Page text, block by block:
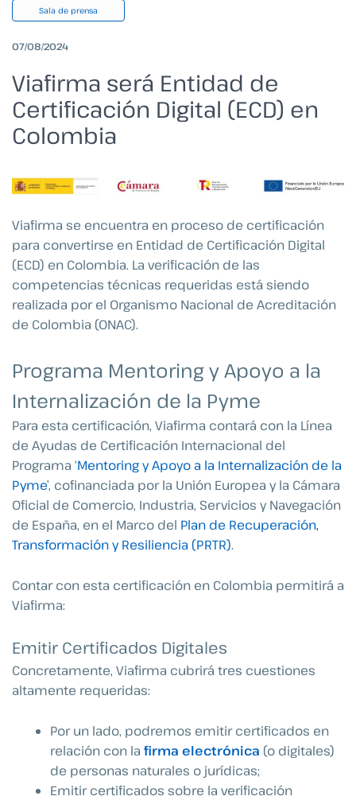
Sala de prensa
07/08/2024
Viafirma será Entidad de
Certificación Digital (ECD) en
Colombia
Viafirma se encuentra en proceso de certificación
para convertirse en Entidad de Certificación Digital
(ECD) en Colombia. La verificación de las
competencias técnicas requeridas está siendo
realizada por el Organismo Nacional de Acreditación
de Colombia (ONAC).
Programa Mentoring y Apoyo a la
Internalización de la Pyme
Para esta certificación, Viafirma contará con la Línea
de Ayudas de Certificación Internacional del
Programa ‘Mentoring y Apoyo a la Internalización de la
Pyme’, cofinanciada por la Unión Europea y la Cámara
Oficial de Comercio, Industria, Servicios y Navegación
de España, en el Marco del Plan de Recuperación,
Transformación y Resiliencia (PRTR).
Contar con esta certificación en Colombia permitirá a
Viafirma:
Emitir Certificados Digitales
Concretamente, Viafirma cubrirá tres cuestiones
altamente requeridas:
Por un lado, podremos emitir certificados en
relación con la firma electrónica (o digitales)
de personas naturales o jurídicas;
Emitir certificados sobre la verificación